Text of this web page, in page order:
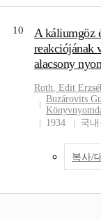
10
A káliumgöz
reakciójának
alacsony
Roth, Edit
Buzárovits
1934
국
복사/